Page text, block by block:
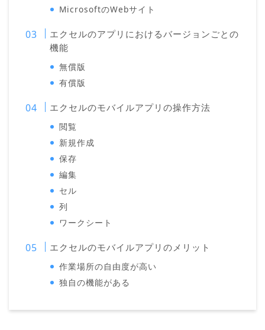
MicrosoftのWebサイト
エクセルのアプリにおけるバージョンごとの
機能
無償版
有償版
エクセルのモバイルアプリの操作方法
閲覧
新規作成
保存
編集
セル
列
ワークシート
エクセルのモバイルアプリのメリット
作業場所の自由度が高い
独自の機能がある